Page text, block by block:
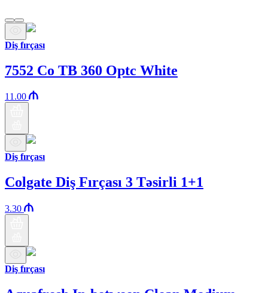
Diş fırçası
7552 Co TB 360 Optc White
11.00
Diş fırçası
Colgate Diş Fırçası 3 Təsirli 1+1
3.30
Diş fırçası